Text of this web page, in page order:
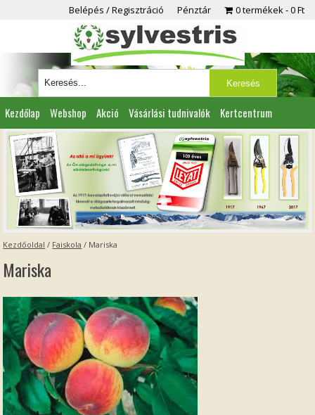
Belépés / Regisztráció Pénztár 0 termékek 0 Ft
Kezdőlap Webshop Akció Vásárlási tudnivalók Kertcentrum
Viszonteladóknak Partnereink Kapcsolat
Kezdőoldal / Faiskola / Mariska
Mariska